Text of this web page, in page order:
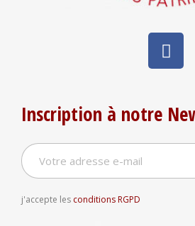
Inscription à notre
j'accepte les conditions RGPD